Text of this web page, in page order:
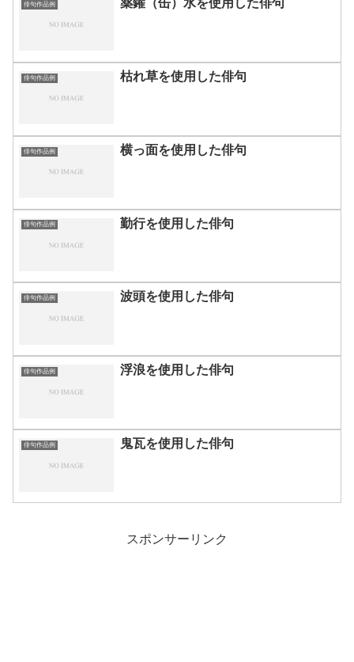
俳句作品例
俳句作品例 枯れ草を使用した俳句
俳句作品例 横っ面を使用した俳句
俳句作品例 勤行を使用した俳句
俳句作品例 波頭を使用した俳句
俳句作品例 浮浪を使用した俳句
俳句作品例 鬼瓦を使用した俳句
スポンサーリンク